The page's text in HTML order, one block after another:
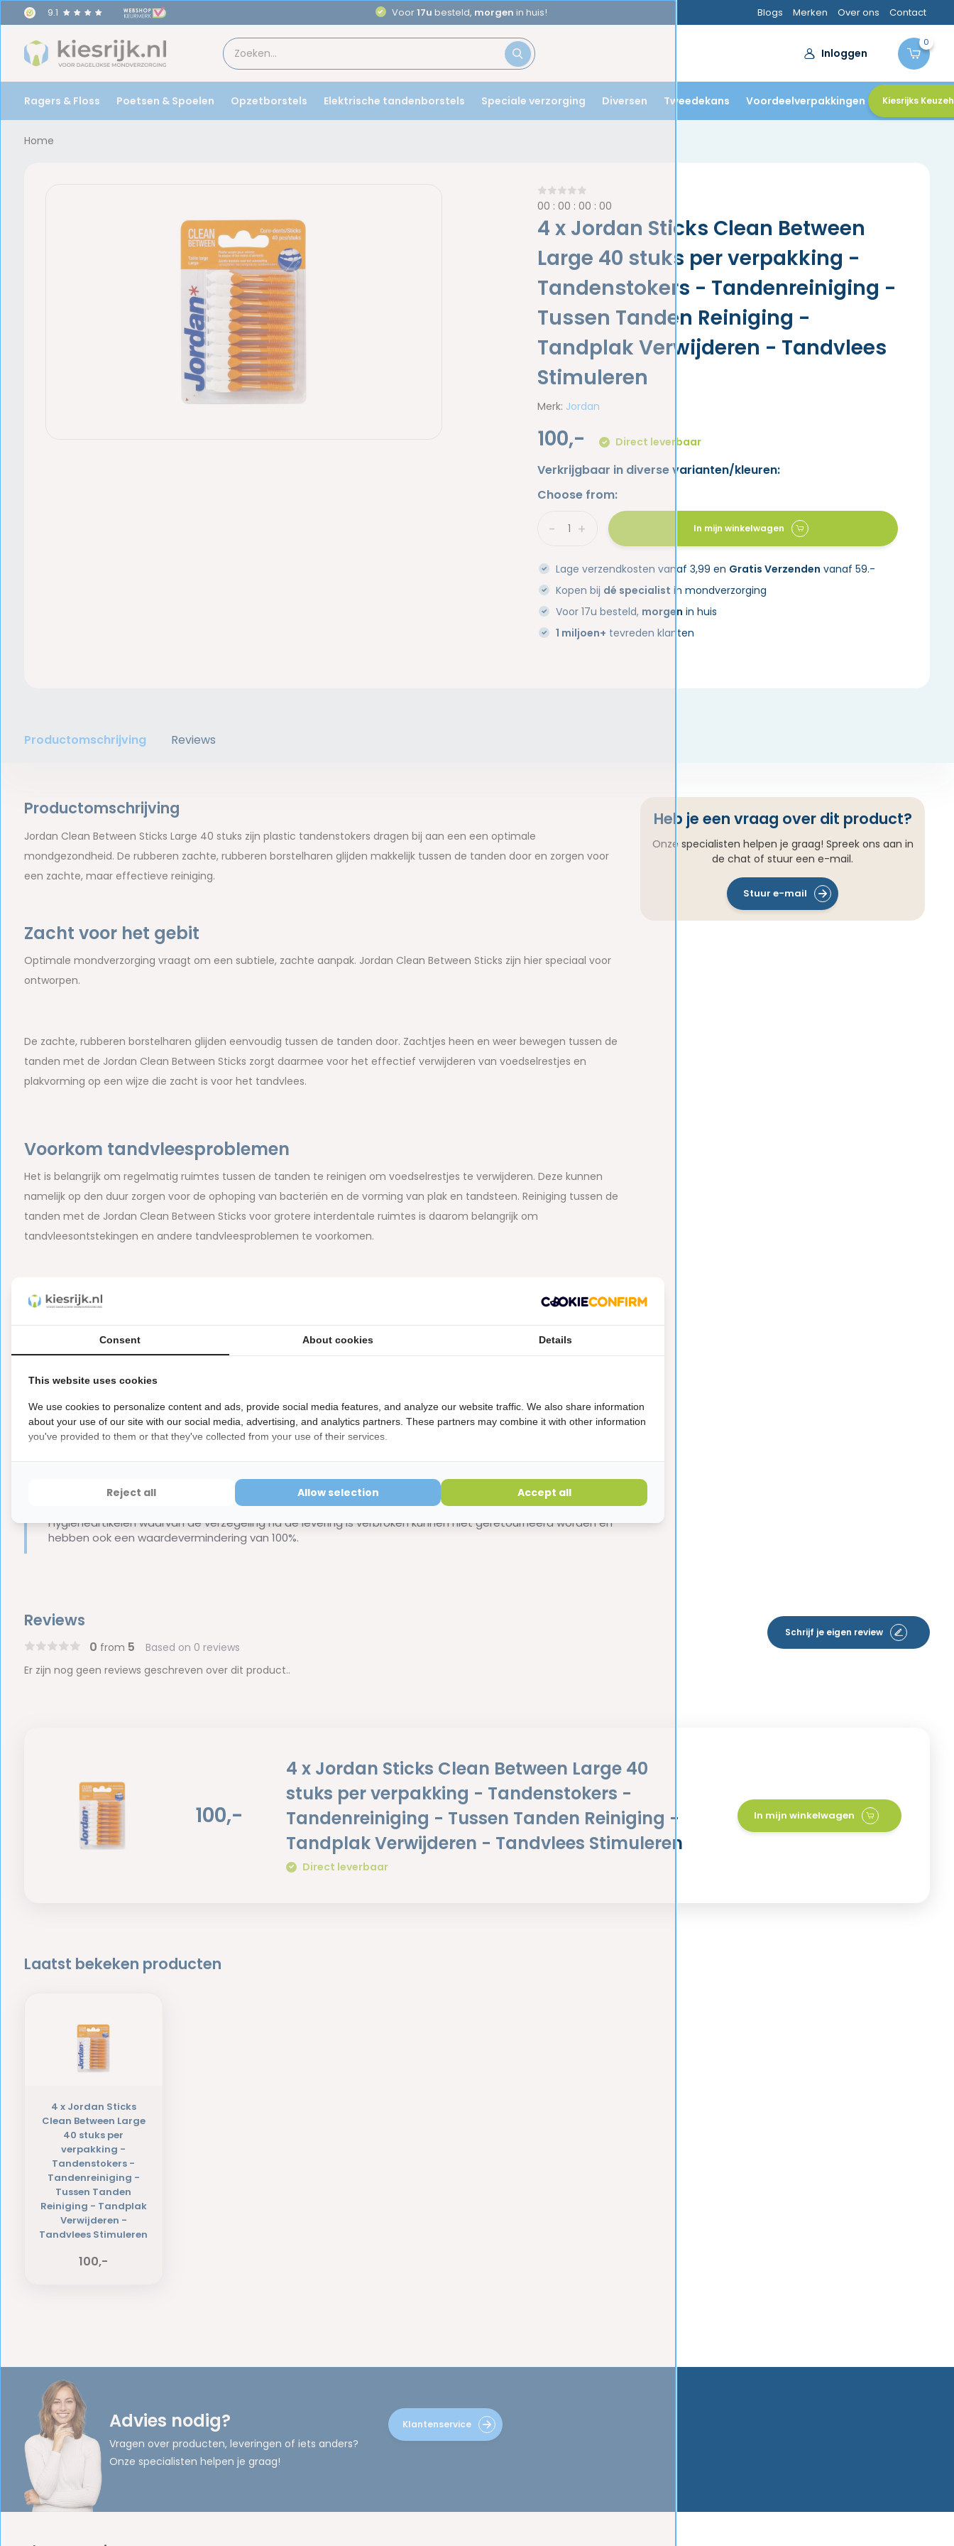
9.1 Voor17u besteld, morgen in huis! Blogs Merken Over ons Contact
Inloggen
0
Ragers & Floss Poetsen & Spoelen Opzetborstels Elektrische tandenborstels Speciale verzorging Diversen Tweedekans Voordeelverpakkingen Kiesrijks
Home
00 :00 :00 :00
4 x Jordan Sticks Clean Between
Large 40 stuks per verpakking -
Tandenstokers - Tandenreiniging -
Tussen Tanden Reiniging -
Tandplak Verwijderen - Tandvlees
Stimuleren
Merk: Jordan
100,- Direct leverbaar
Verkrijgbaar in diverse varianten/kleuren:
Choose from:
+
- In mijn winkelwagen
Lage verzendkosten vanaf 3,99 en Gratis Verzenden vanaf 59.-
Kopen bij dé specialist in mondverzorging
Voor 17u besteld, morgen in huis
1 miljoen+ tevreden klanten
Productomschrijving Reviews
Productomschrijving
Jordan Clean Between Sticks Large 40 stuks zijn plastic tandenstokers dragen bij aan een een optimale
mondgezondheid. De rubberen zachte, rubberen borstelharen glijden makkelijk tussen de tanden door en zorgen voor
een zachte, maar effectieve reiniging.
Zacht voor het gebit
Optimale mondverzorging vraagt om een subtiele, zachte aanpak. Jordan Clean Between Sticks zijn hier speciaal voor
ontworpen.
De zachte, rubberen borstelharen glijden eenvoudig tussen de tanden door. Zachtjes heen en weer bewegen tussen de
tanden met de Jordan Clean Between Sticks zorgt daarmee voor het effectief verwijderen van voedselrestjes en
plakvorming op een wijze die zacht is voor het tandvlees.
Voorkom tandvleesproblemen
Het is belangrijk om regelmatig ruimtes tussen de tanden te reinigen om voedselrestjes te verwijderen. Deze kunnen
namelijk op den duur zorgen voor de ophoping van bacteriën en de vorming van plak en tandsteen. Reiniging tussen de
tanden met de Jordan Clean Between Sticks voor grotere interdentale ruimtes is daarom belangrijk om
tandvleesontstekingen en andere tandvleesproblemen te voorkomen.
Jordan Clean Between Sticks voor grotere interdentale ruimtes is ook verkrijbaar voor wat kleinere ruimtes. Advies nodig?
Inhoud van verpakking:
40x Jordan Clean Between Sticks - Large
Merk:Jordan
Dit is een hygiëne product met aangepaste retourvoorwaarden
Hygiëneartikelen waarvan de verzegeling na de levering is verbroken kunnen niet geretourneerd worden en
hebben ook een waardevermindering van 100%.
Heb je een vraag over dit product?
Onze specialisten helpen je graag! Spreek ons aan in
de chat of stuur een e-mail.
Stuur e-mail
Reviews
0 from 5 Based on 0 reviews
Schrijf je eigen review
Er zijn nog geen reviews geschreven over dit product..
100,-
4 x Jordan Sticks Clean Between Large 40
stuks per verpakking - Tandenstokers -
Tandenreiniging - Tussen Tanden Reiniging -
Tandplak Verwijderen - Tandvlees Stimuleren
Direct leverbaar
In mijn winkelwagen
Laatst bekeken producten
4 x Jordan Sticks
Clean Between Large
40 stuks per
verpakking -
Tandenstokers -
Tandenreiniging -
Tussen Tanden
Reiniging - Tandplak
Verwijderen -
Tandvlees Stimuleren
100,-
Advies nodig?
Vragen over producten, leveringen of iets anders?
Onze specialisten helpen je graag!
Klantenservice
Consent About cookies Details
This website uses cookies
We use cookies to personalize content and ads, provide social media features, and analyze our website traffic. We also share information
about your use of our site with our social media, advertising, and analytics partners. These partners may combine it with other information
you've provided to them or that they've collected from your use of their services.
Reject all Allow selection Accept all